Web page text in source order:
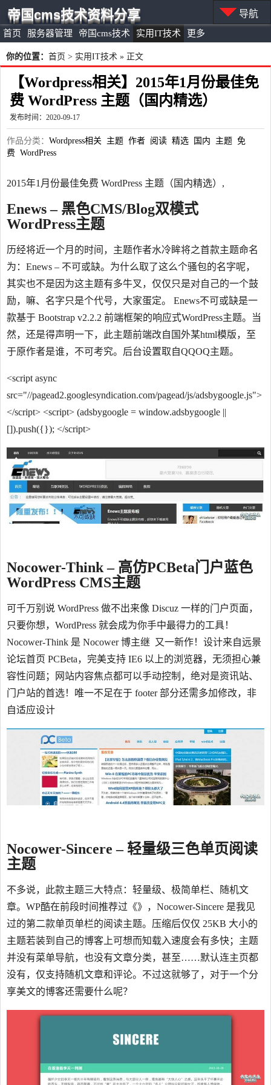
首页 服务器管理 帝国cms技术 实用IT技术 更多
帝国cms技术资料分享 导航
你的位置： 首页 > 实用IT技术 » 正文
【Wordpress相关】2015年1月份最佳免
费 WordPress 主题（国内精选）
发布时间：2020-09-17
作品分类： Wordpress相关 主题 作者 阅读 精选 国内 主题 免
费 WordPress
2015年1月份最佳免费 WordPress 主题（国内精选）,
Enews – 黑色CMS/Blog双模式
WordPress主题
历经将近一个月的时间，主题作者水冷眸将之首款主题命名
为：Enews – 不可或缺。为什么取了这么个骚包的名字呢，
其实也不是因为这主题有多牛叉，仅仅只是对自己的一个鼓
励，嘛、名字只是个代号，大家蛋定。 Enews不可或缺是一
款基于 Bootstrap v2.2.2 前端框架的响应式WordPress主题。当
然，还是得声明一下，此主题前端改自国外某html模版，至
于原作者是谁，不可考究。后台设置取自QQOQ主题。
<script async
src="//pagead2.googlesyndication.com/pagead/js/adsbygoogle.js">
</script> <script> (adsbygoogle = window.adsbygoogle ||
[]).push({}); </script>
Nocower-Think – 高仿PCBeta门户蓝色
WordPress CMS主题
可千万别说 WordPress 做不出来像 Discuz 一样的门户页面，
只要你想，WordPress 就会成为你手中最得力的工具！
Nocower-Think 是 Nocower 博主继 又一新作！设计来自远景
论坛首页 PCBeta，完美支持 IE6 以上的浏览器，无须担心兼
容性问题；网站内容焦点都可以手动控制，绝对是资讯站、
门户站的首选！唯一不足在于 footer 部分还需多加修改，非
自适应设计
Nocower-Sincere – 轻量级三色单页阅读
主题
不多说，此款主题三大特点：轻量级、极简单栏、随机文
章。WP酷在前段时间推荐过《》，Nocower-Sincere 是我见
过的第二款单页单栏的阅读主题。压缩后仅仅 25KB 大小的
主题若装到自己的博客上可想而知载入速度会有多快；主题
并没有菜单导航，也没有文章分类，甚至……默认连主页都
没有，仅支持随机文章和评论。不过这就够了，对于一个分
享美文的博客还需要什么呢？